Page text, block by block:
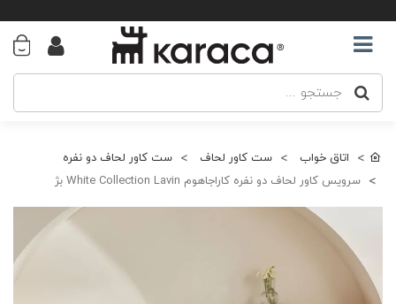
اتاق خواب ست کاور لحاف
ست کاور لحاف دو نفره
سرویس کاور لحاف دو نفره کاراجاهوم White Collection Lavin بژ